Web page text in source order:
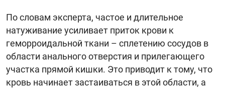
По словам эксперта, частое и длительное
натуживание усиливает приток крови к
геморроидальной ткани – сплетению сосудов в
области анального отверстия и прилегающего
участка прямой кишки. Это приводит к тому, что
кровь начинает застаиваться в этой области, а